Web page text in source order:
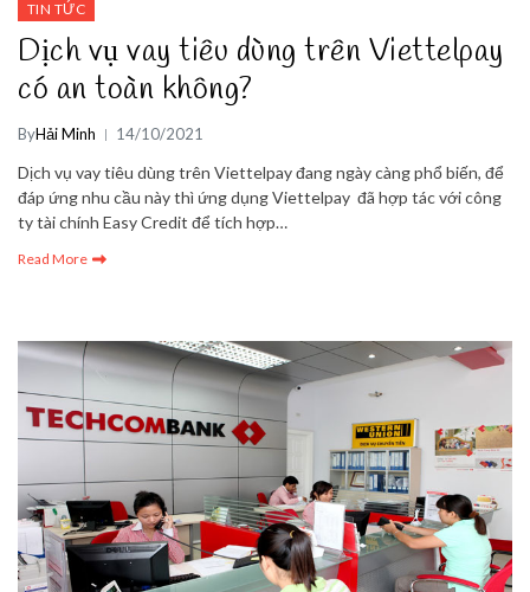
TIN TỨC
Dịch vụ vay tiêu dùng trên Viettelpay
có an toàn không?
ByHải Minh 14/10/2021
Dịch vụ vay tiêu dùng trên Viettelpay đang ngày càng phổ biến, để
đáp ứng nhu cầu này thì ứng dụng Viettelpay đã hợp tác với công
ty tài chính Easy Credit để tích hợp…
Read More